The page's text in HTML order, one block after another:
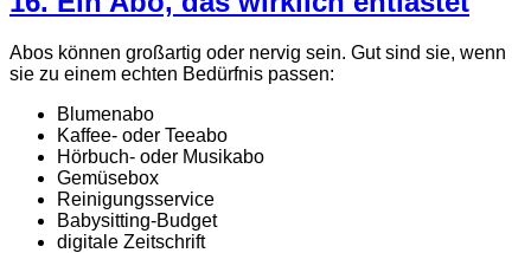
Abos können großartig oder nervig sein. Gut sind sie, wenn
sie zu einem echten Bedürfnis passen:
Blumenabo
Kaffee- oder Teeabo
Hörbuch- oder Musikabo
Gemüsebox
Reinigungsservice
Babysitting-Budget
digitale Zeitschrift